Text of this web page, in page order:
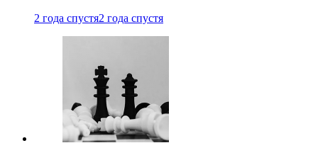
2 года спустя2 года спустя